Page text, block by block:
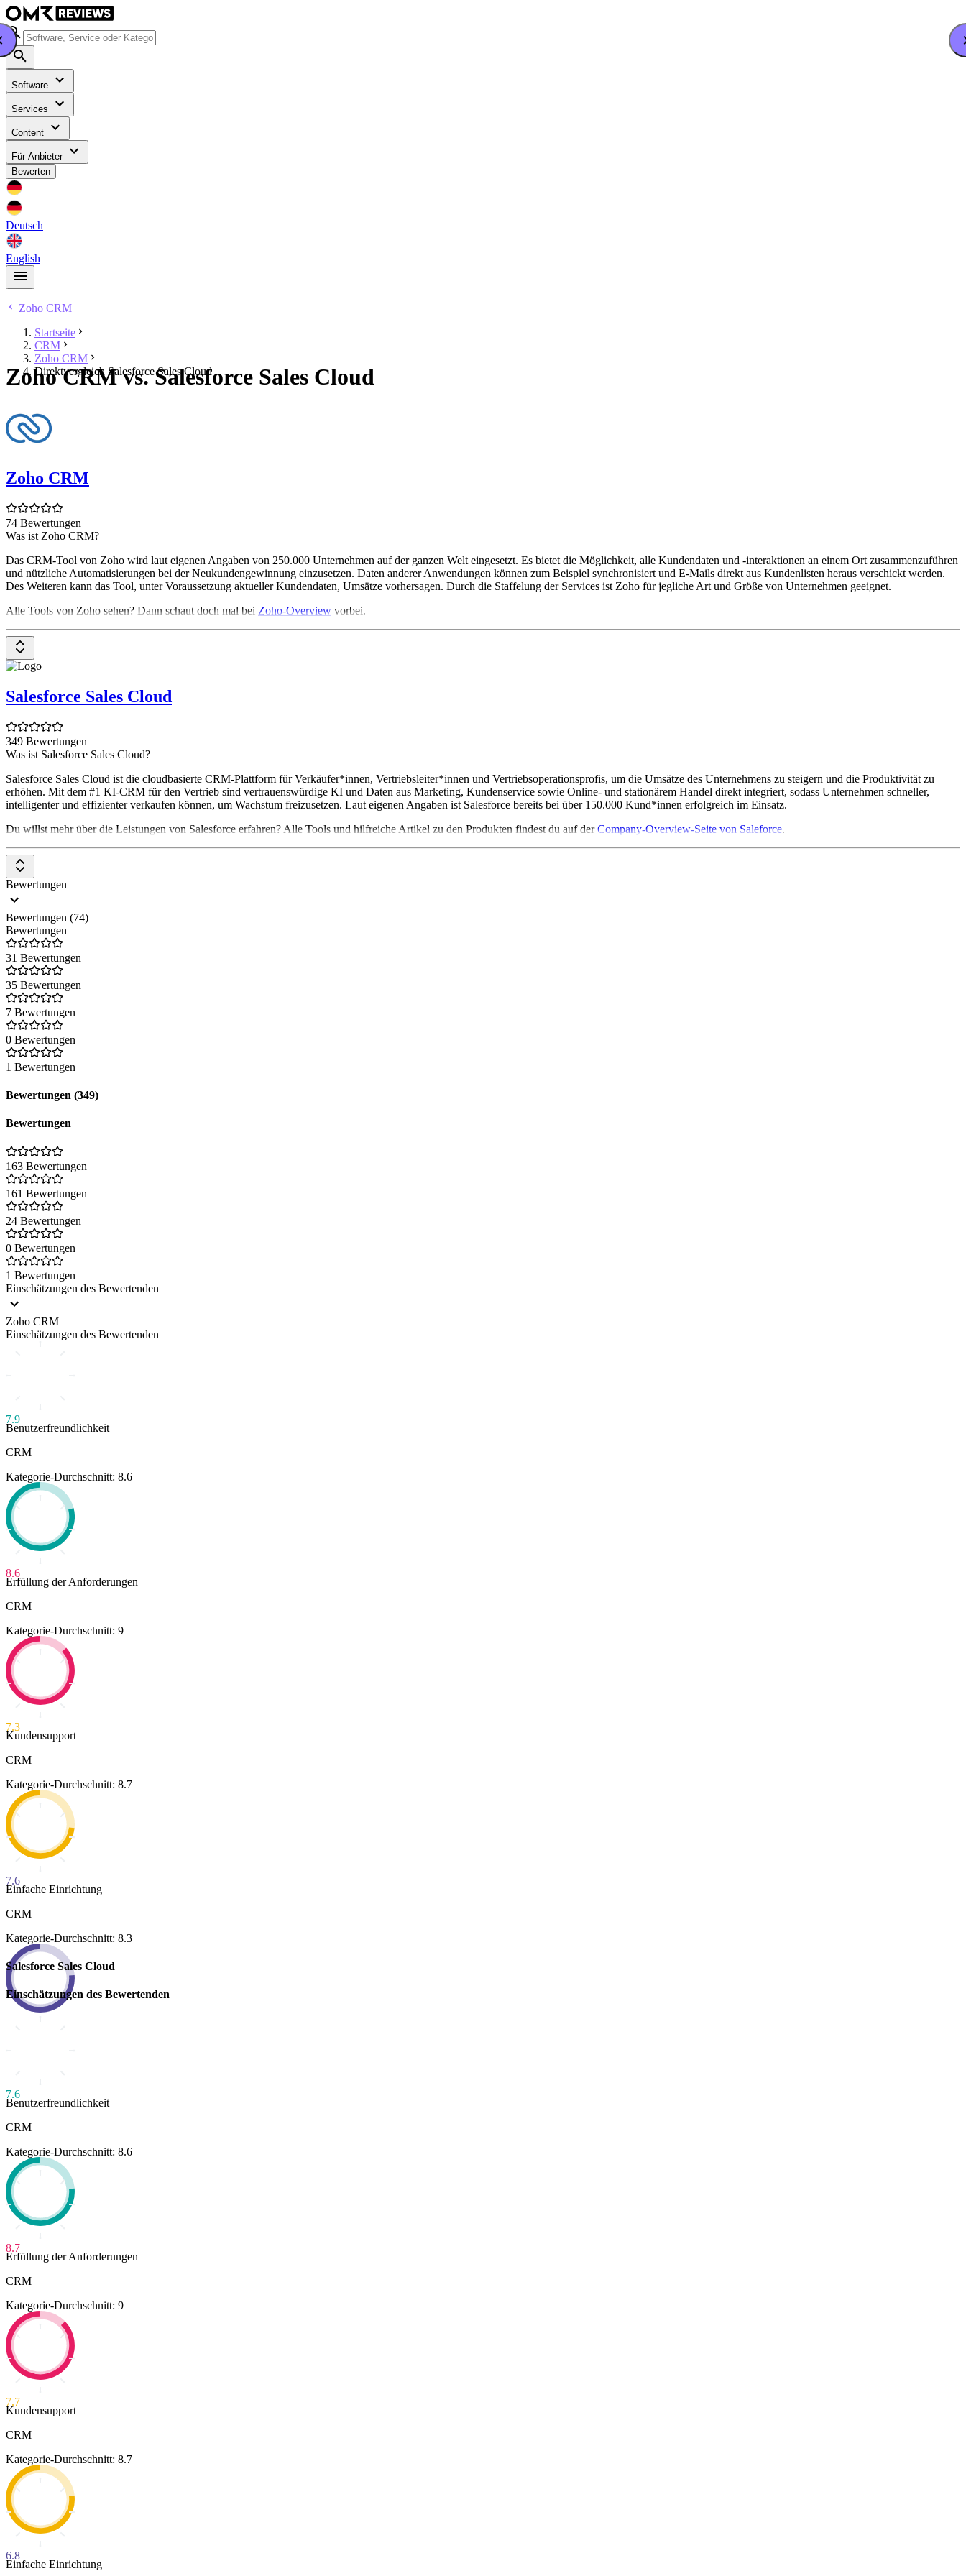
Software
Services
Content
Für Anbieter
Bewerten
Deutsch
English
Zoho CRM
Startseite
CRM
Zoho CRM
Direktvergleich Salesforce Sales Cloud
Zoho CRM vs. Salesforce Sales Cloud
Zoho CRM
74 Bewertungen
Was ist Zoho CRM?
Das CRM-Tool von Zoho wird laut eigenen Angaben von 250.000 Unternehmen auf der ganzen Welt eingesetzt. Es bietet die Möglichkeit, alle Kundendaten und -interaktionen an einem Ort zusammenzuführen
und nützliche Automatisierungen bei der Neukundengewinnung einzusetzen. Daten anderer Anwendungen können zum Beispiel synchronisiert und E-Mails direkt aus Kundenlisten heraus verschickt werden.
Des Weiteren kann das Tool, unter Voraussetzung aktueller Kundendaten, Umsätze vorhersagen. Durch die Staffelung der Services ist Zoho für jegliche Art und Größe von Unternehmen geeignet.
Alle Tools von Zoho sehen? Dann schaut doch mal bei Zoho-Overview vorbei.
Salesforce Sales Cloud
349 Bewertungen
Was ist Salesforce Sales Cloud?
Salesforce Sales Cloud ist die cloudbasierte CRM-Plattform für Verkäufer*innen, Vertriebsleiter*innen und Vertriebsoperationsprofis, um die Umsätze des Unternehmens zu steigern und die Produktivität zu
erhöhen. Mit dem #1 KI-CRM für den Vertrieb sind vertrauenswürdige KI und Daten aus Marketing, Kundenservice sowie Online- und stationärem Handel direkt integriert, sodass Unternehmen schneller,
intelligenter und effizienter verkaufen können, um Wachstum freizusetzen. Laut eigenen Angaben ist Salesforce bereits bei über 150.000 Kund*innen erfolgreich im Einsatz.
Du willst mehr über die Leistungen von Salesforce erfahren? Alle Tools und hilfreiche Artikel zu den Produkten findest du auf derCompany-Overview-Seite von Saleforce.
Bewertungen
Bewertungen (74)
Bewertungen
31 Bewertungen
35 Bewertungen
7 Bewertungen
0 Bewertungen
1 Bewertungen
Bewertungen (349)
Bewertungen
163 Bewertungen
161 Bewertungen
24 Bewertungen
0 Bewertungen
1 Bewertungen
Einschätzungen des Bewertenden
Zoho CRM
Einschätzungen des Bewertenden
7.9
Benutzerfreundlichkeit
CRM
Kategorie-Durchschnitt: 8.6
8.6
Erfüllung der Anforderungen
CRM
Kategorie-Durchschnitt: 9
7.3
Kundensupport
CRM
Kategorie-Durchschnitt: 8.7
7.6
Einfache Einrichtung
CRM
Kategorie-Durchschnitt: 8.3
Salesforce Sales Cloud
Einschätzungen des Bewertenden
7.6
Benutzerfreundlichkeit
CRM
Kategorie-Durchschnitt: 8.6
8.7
Erfüllung der Anforderungen
CRM
Kategorie-Durchschnitt: 9
7.7
Kundensupport
CRM
Kategorie-Durchschnitt: 8.7
6.8
Einfache Einrichtung